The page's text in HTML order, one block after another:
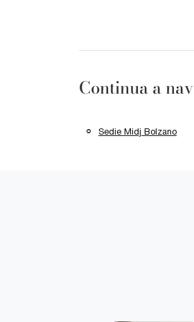
Continua a
Sedie Midj Bolzano